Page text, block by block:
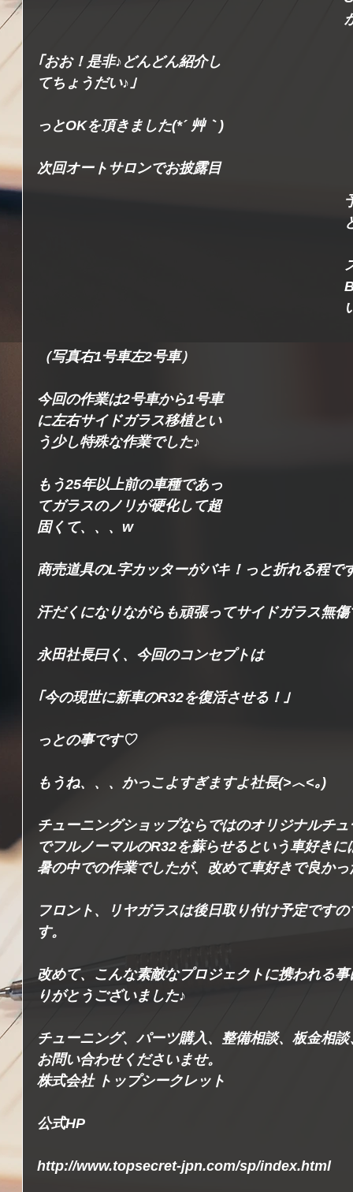
｢おお！是非♪どんどん紹介し
てちょうだい♪｣
っとOKを頂きました(*´ 艸｀)
次回オートサロンでお披露目
（写真右1号車左2号車）
今回の作業は2号車から1号車
に左右サイドガラス移植とい
う少し特殊な作業でした♪
もう25年以上前の車種であっ
てガラスのノリが硬化して超
固くて、、、w
商売道具のL字カッターがバキ！っと折れる程で
汗だくになりながらも頑張ってサイドガラス無
永田社長曰く、今回のコンセプトは
｢今の現世に新車のR32を復活させる！｣
っとの事です♡
もうね、、、かっこよすぎますよ社長(>︿<｡)
チューニングショップならではのオリジナルチ
でフルノーマルのR32を蘇らせるという車好き
暑の中での作業でしたが、改めて車好きで良か
フロント、リヤガラスは後日取り付け予定です
す。
改めて、こんな素敵なプロジェクトに携われる
りがとうございました♪
チューニング、パーツ購入、整備相談、板金相
お問い合わせくださいませ。
株式会社 トップシークレット
公式HP
http://www.topsecret-jpn.com/sp/index.html